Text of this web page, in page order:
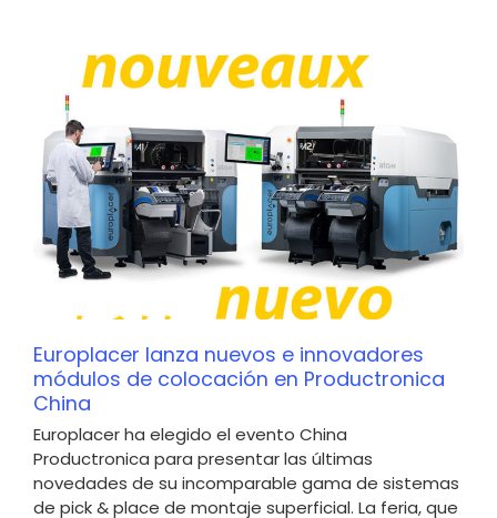
Europlacer lanza nuevos e innovadores
módulos de colocación en Productronica
China
Europlacer ha elegido el evento China
Productronica para presentar las últimas
novedades de su incomparable gama de sistemas
de pick & place de montaje superficial. La feria, que